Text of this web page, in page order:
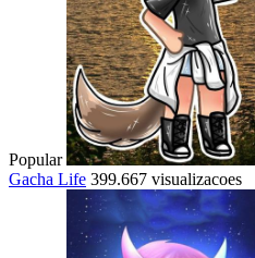
Popular
Gacha Life 399.667 visualizacoes